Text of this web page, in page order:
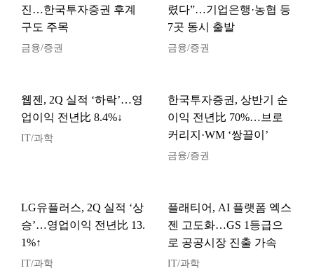
진…한국투자증권 후계
구도 주목
금융/증권
렸다”…기업은행·농협 등
7곳 동시 출발
금융/증권
웹젠, 2Q 실적 ‘하락’…영
업이익 전년比 8.4%↓
IT/과학
한국투자증권, 상반기 순
이익 전년比 70%…브로
커리지·WM ‘쌍끌이’
금융/증권
LG유플러스, 2Q 실적 ‘상
승’…영업이익 전년比 13.
1%↑
IT/과학
플래티어, AI 플랫폼 엑스
젠 고도화…GS 1등급으
로 공공시장 진출 가속
IT/과학